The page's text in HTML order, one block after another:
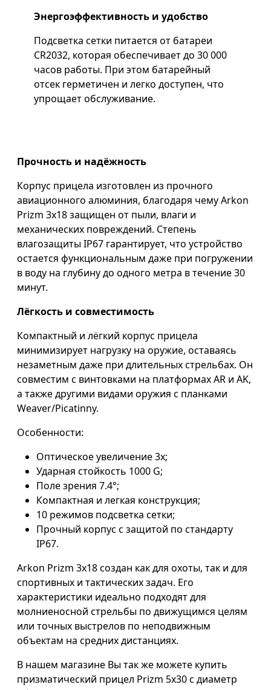
Энергоэффективность и удобство
Подсветка сетки питается от батареи
CR2032, которая обеспечивает до 30 000
часов работы. При этом батарейный
отсек герметичен и легко доступен, что
упрощает обслуживание.
Прочность и надёжность
Корпус прицела изготовлен из прочного
авиационного алюминия, благодаря чему Arkon
Prizm 3х18 защищен от пыли, влаги и
механических повреждений. Степень
влагозащиты IP67 гарантирует, что устройство
остается функциональным даже при погружении
в воду на глубину до одного метра в течение 30
минут.
Лёгкость и совместимость
Компактный и лёгкий корпус прицела
минимизирует нагрузку на оружие, оставаясь
незаметным даже при длительных стрельбах. Он
совместим с винтовками на платформах AR и AK,
а также другими видами оружия с планками
Weaver/Picatinny.
Особенности:
Оптическое увеличение 3х;
Ударная стойкость 1000 G;
Поле зрения 7.4°;
Компактная и легкая конструкция;
10 режимов подсветка сетки;
Прочный корпус с защитой по стандарту
IP67.
Arkon Prizm 3х18 создан как для охоты, так и для
спортивных и тактических задач. Его
характеристики идеально подходят для
молниеносной стрельбы по движущимся целям
или точных выстрелов по неподвижным
объектам на средних дистанциях.
В нашем магазине Вы так же можете купить
призматический прицел Prizm 5x30 с диаметр